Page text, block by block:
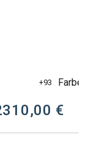
+93 Farben
€